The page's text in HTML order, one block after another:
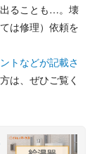
ることも…。壊
は修理）依頼を
トなどが記載さ
は、ぜひご覧く